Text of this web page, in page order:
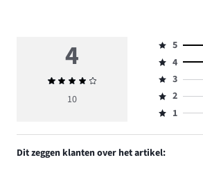
4
Gemiddelde
beoordeling
10
Beoordeling
5,
aantal
reviews
4.
5
Beoordeling
4,
aantal
reviews
4
Beoordeling
3,
aantal
3
Beoordeling
2,
0.
2
Beoordeling
1,
aantal
reviews
1
Dit zeggen klanten over het artikel: